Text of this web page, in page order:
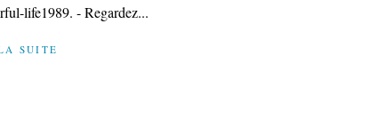
life1989. - Regardez...
SUITE